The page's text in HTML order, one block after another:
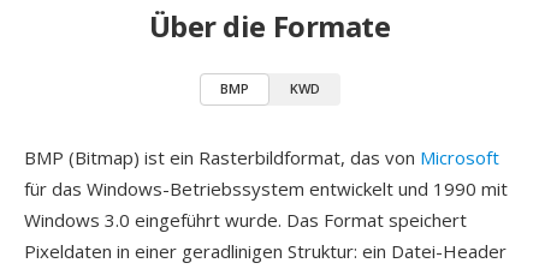
Über die Formate
BMP KWD
BMP (Bitmap) ist ein Rasterbildformat, das von Microsoft
für das Windows-Betriebssystem entwickelt und 1990 mit
Windows 3.0 eingeführt wurde. Das Format speichert
Pixeldaten in einer geradlinigen Struktur: ein Datei-Header